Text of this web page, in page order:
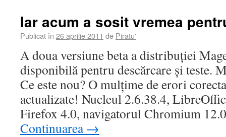
Iar acum a sosit vremea
Publicat în 26 aprilie 2011 de Piratu'
A doua versiune beta a distribuției
disponibilă pentru descărcare și teste.
Ce este nou? O mulțime de erori
actualizate! Nucleul 2.6.38.4,
Firefox 4.0, navigatorul Chromium
Continuarea →